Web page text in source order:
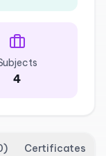
4
) Certificates